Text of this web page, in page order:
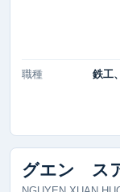
職種 鉄工
グエン ス